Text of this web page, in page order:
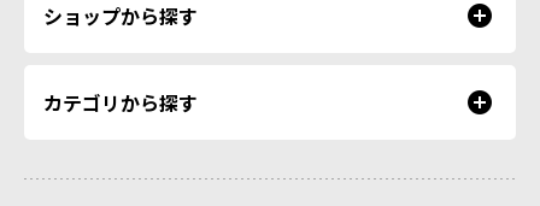
ショップから探す
カテゴリから探す